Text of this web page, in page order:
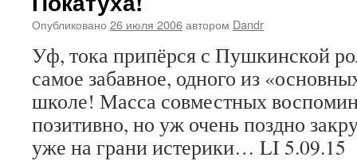
Опубликовано 26 июля 2006автором Dandr
Уф, тока припёрся с Пушкинской
самое забавное, одного из
школе! Масса совместных
позитивно, но уж очень поздно
уже на грани истерики… LI 5.09.15